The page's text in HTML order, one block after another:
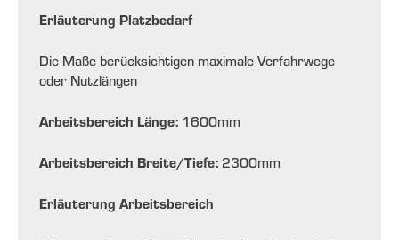
Erläuterung Platzbedarf
Die Maße berücksichtigen maximale Verfahrwege
oder Nutzlängen
Arbeitsbereich Länge: 1600mm
Arbeitsbereich Breite/Tiefe: 2300mm
Erläuterung Arbeitsbereich